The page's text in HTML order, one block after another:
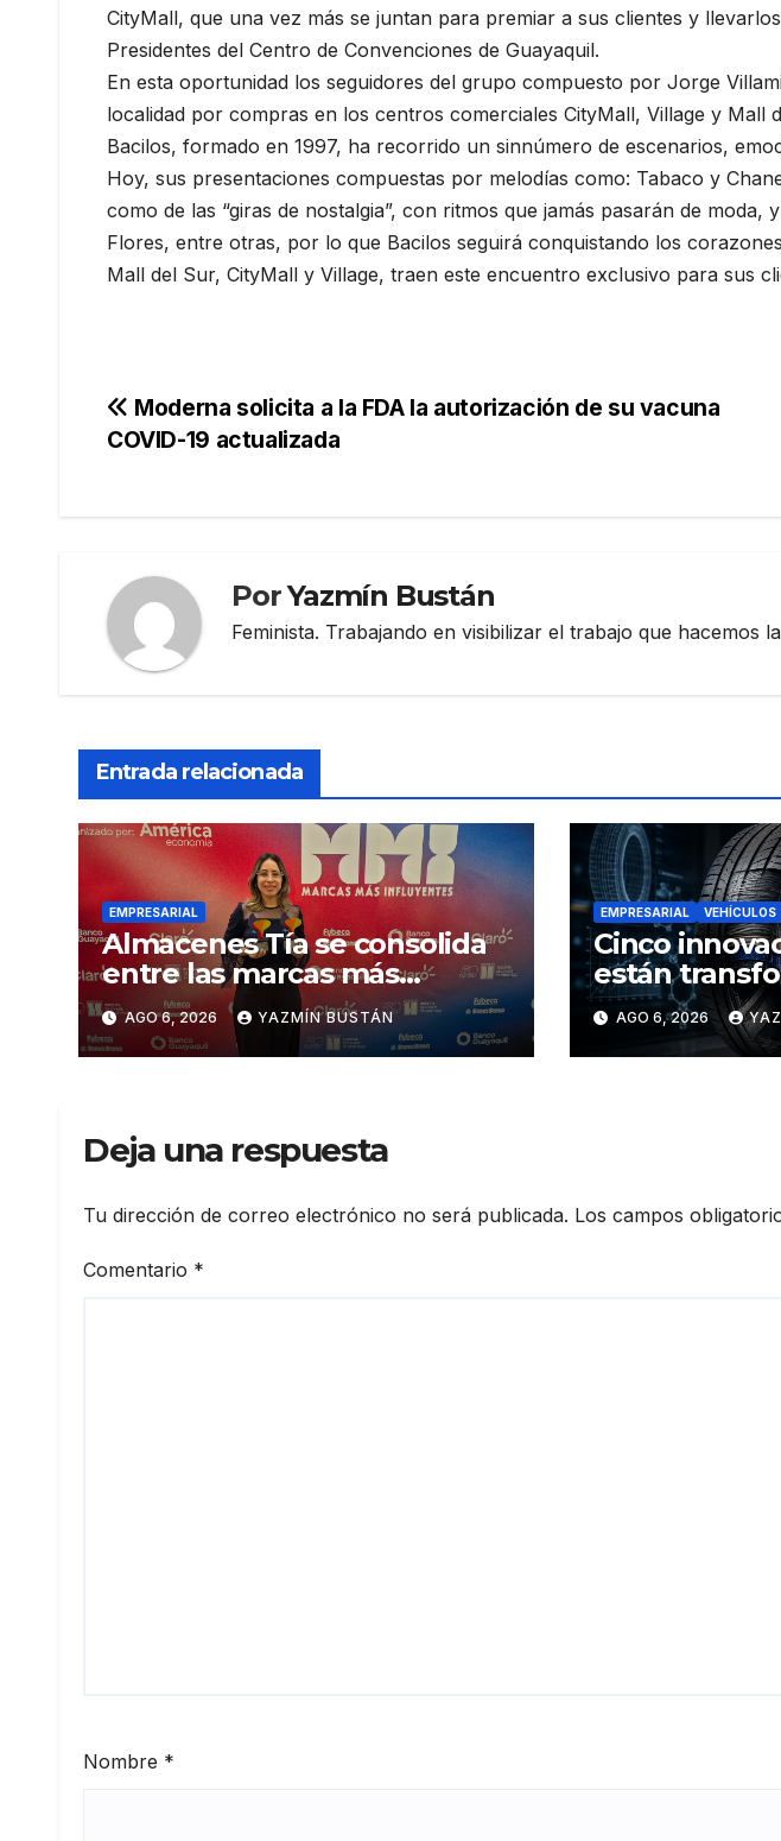
CityMall, que una vez más se juntan para premiar a sus clientes y
Presidentes del Centro de Convenciones de Guayaquil.
En esta oportunidad los seguidores del grupo compuesto por Jorge
localidad por compras en los centros comerciales CityMall, Village y Mall
Bacilos, formado en 1997, ha recorrido un sinnúmero de escenarios,
Hoy, sus presentaciones compuestas por melodías como: Tabaco y
como de las “giras de nostalgia”, con ritmos que jamás pasarán de
Flores, entre otras, por lo que Bacilos seguirá conquistando los
Mall del Sur, CityMall y Village, traen este encuentro exclusivo para sus
Navegación
Moderna solicita a la FDA la autorización de su vacuna
COVID-19 actualizada
PorYazmín Bustán
Feminista. Trabajando en visibilizar el trabajo que hacemos
Entrada relacionada
EMPRESARIAL
Almacenes Tía se consolida
entre las marcas más
influyentes del Ecuador
AGO 6, 2026 YAZMÍN BUSTÁN
EMPRESARIAL VEHÍCULOS
Cinco
están
industria de
redefinen el
movilidad
AGO 6, 2026
Deja una respuesta
Tu dirección de correo electrónico no será publicada. Los campos
Comentario *
Nombre *